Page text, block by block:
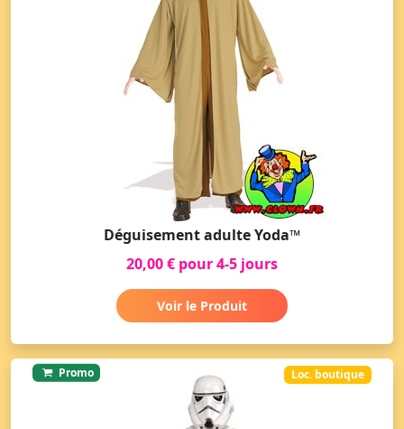
Déguisement adulte Yoda™
20,00 € pour 4-5 jours
Voir le Produit
Promo Loc. boutique